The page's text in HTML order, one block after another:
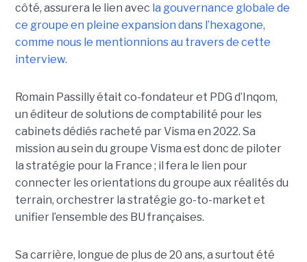
côté, assurera le lien avec la gouvernance globale de
ce groupe en pleine expansion dans l’hexagone,
comme nous le mentionnions au travers de cette
interview.
Romain Passilly était co-fondateur et PDG d’Inqom,
un éditeur de solutions de comptabilité pour les
cabinets dédiés racheté par Visma en 2022. Sa
mission au sein du groupe Visma est donc de piloter
la stratégie pour la France ; il fera le lien pour
connecter les orientations du groupe aux réalités du
terrain, orchestrer la stratégie go-to-market et
unifier l’ensemble des BU françaises.
Sa carrière, longue de plus de 20 ans, a surtout été